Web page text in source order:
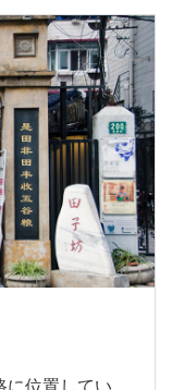
に位置してい